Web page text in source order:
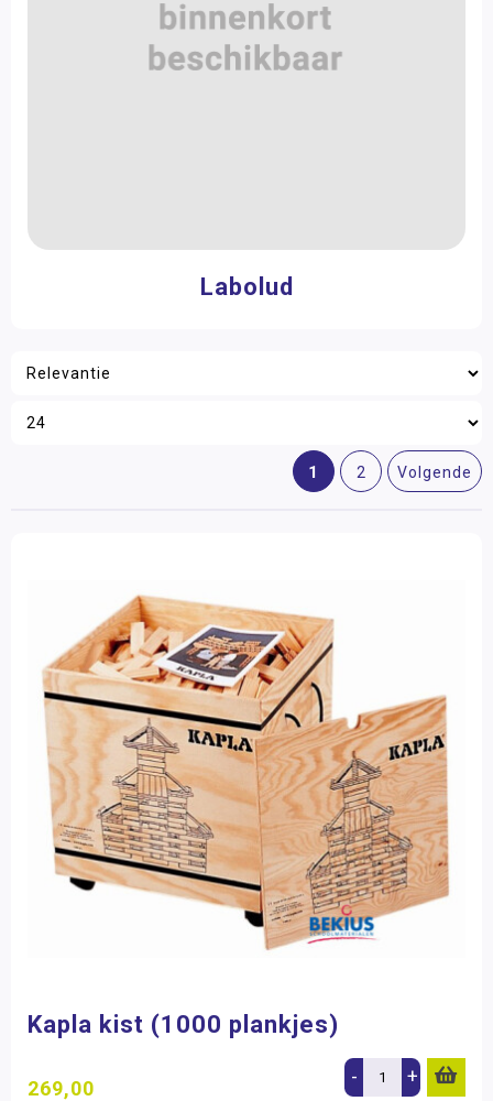
Labolud
1 2 Volgende
Kapla kist (1000 plankjes)
269,00 - +